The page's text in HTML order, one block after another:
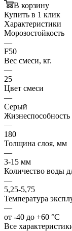
В корзину
Купить в 1 клик
Характеристики
Морозостойкость
—
F50
Вес смеси, кг.
—
25
Цвет смеси
—
Серый
Жизнеспособность
—
180
Толщина слоя, мм
—
3-15 мм
Количество воды
—
5,25-5,75
Температура
—
от -40 до +60 °С
Все